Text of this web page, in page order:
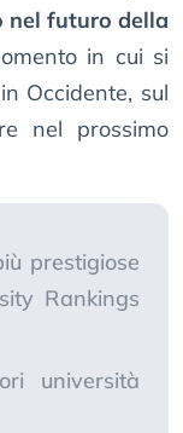
nel futuro della
in cui si
Occidente, sul
nel prossimo
prestigiose
Rankings
università